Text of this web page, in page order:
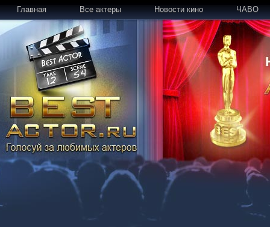
Главная Все актеры Новости кино ЧАВО